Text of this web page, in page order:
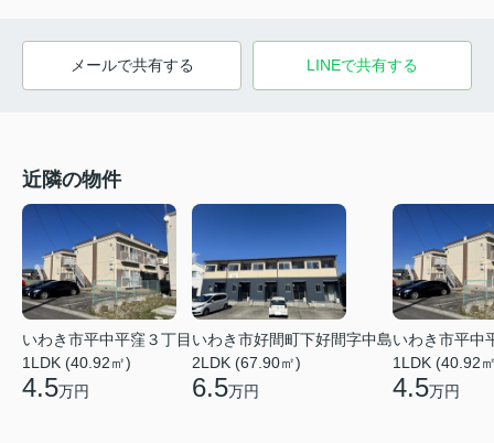
メールで共有する LINEで共有する
近隣の物件
いわき市平中平窪３丁目
1LDK (40.92㎡)
4.5万円
いわき市好間町下好間字中島
2LDK (67.90㎡)
6.5万円
いわき市平中
1LDK (40.92
4.5万円